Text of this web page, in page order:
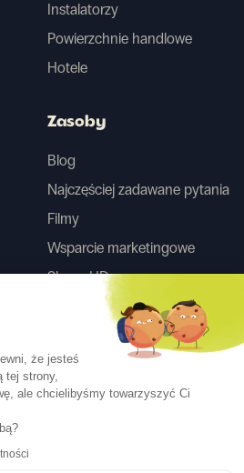
Instalatorzy
Powierzchnie handlowe
Hotele
Zasoby
Blog
Najczęściej zadawane pytania
Filmy
Wsparcie marketingowe
Skany HD
że jesteś
tej strony,
ale chcielibyśmy towarzyszyć Ci